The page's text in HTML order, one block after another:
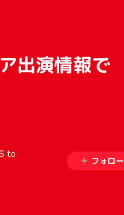
出演情報で
to
フォロー